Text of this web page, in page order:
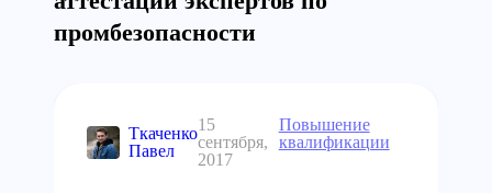
промбезопасности
Ткаченко
Павел
15
сентября,
2017
Повышение
квалификации